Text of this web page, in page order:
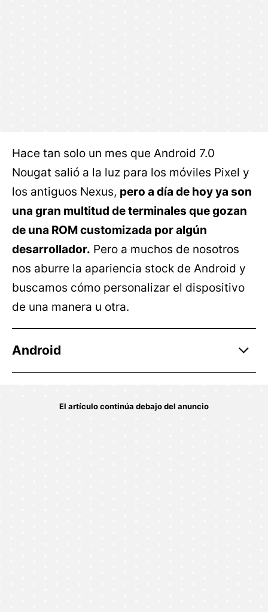
Hace tan solo un mes que Android 7.0
Nougat salió a la luz para los móviles Pixel y
los antiguos Nexus, pero a día de hoy ya son
una gran multitud de terminales que gozan
de una ROM customizada por algún
desarrollador. Pero a muchos de nosotros
nos aburre la apariencia stock de Android y
buscamos cómo personalizar el dispositivo
de una manera u otra.
Android